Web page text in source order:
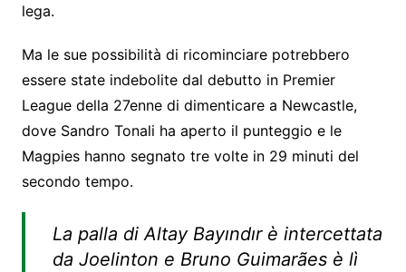
lega.
Ma le sue possibilità di ricominciare potrebbero
essere state indebolite dal debutto in Premier
League della 27enne di dimenticare a Newcastle,
dove Sandro Tonali ha aperto il punteggio e le
Magpies hanno segnato tre volte in 29 minuti del
secondo tempo.
La palla di Altay Bayındır è intercettata
da Joelinton e Bruno Guimarães è lì